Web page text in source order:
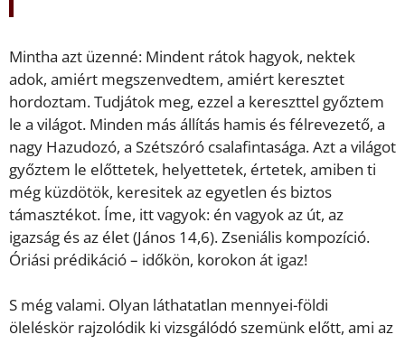
Mintha azt üzenné: Mindent rátok hagyok, nektek
adok, amiért megszenvedtem, amiért keresztet
hordoztam. Tudjátok meg, ezzel a kereszttel győztem
le a világot. Minden más állítás hamis és félrevezető, a
nagy Hazudozó, a Szétszóró csalafintasága. Azt a világot
győztem le előttetek, helyettetek, értetek, amiben ti
még küzdötök, keresitek az egyetlen és biztos
támasztékot. Íme, itt vagyok: én vagyok az út, az
igazság és az élet (János 14,6). Zseniális kompozíció.
Óriási prédikáció – időkön, korokon át igaz!
S még valami. Olyan láthatatlan mennyei-földi
öleléskör rajzolódik ki vizsgálódó szemünk előtt, ami az